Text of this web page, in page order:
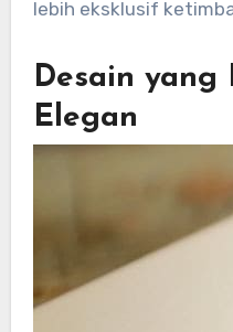
lebih eksklusif
Desain yang
Elegan